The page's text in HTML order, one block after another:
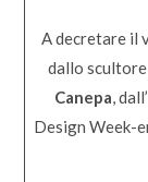
A decretare il
dallo scultore
Canepa,
Design Week-